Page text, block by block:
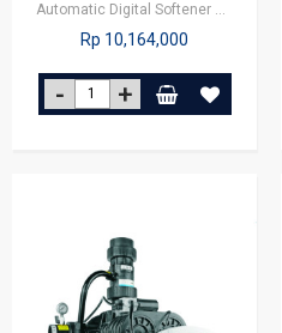
Automatic Digital Softener Valve adalah valve untuk mengatur proses filtrasi…
Rp 10,164,000